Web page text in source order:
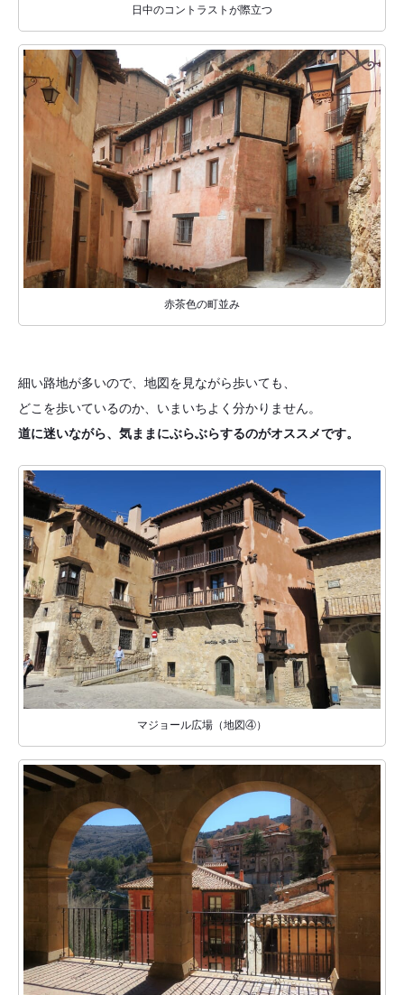
日中のコントラストが際立つ
赤茶色の町並み
細い路地が多いので、地図を見ながら歩いても、
どこを歩いているのか、いまいちよく分かりません。
道に迷いながら、気ままにぶらぶらするのがオススメです。
マジョール広場（地図④）